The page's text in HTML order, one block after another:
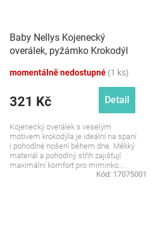
Baby Nellys Kojenecký
overálek, pyžámko Krokodýl
momentálně nedostupné (1 ks)
321 Kč Detail
Kojenecký overálek s veselým
motivem krokodýla je ideální na spaní
i pohodlné nošení během dne. Měkký
materiál a pohodlný střih zajišťují
maximální komfort pro miminko....
Kód: 17075001